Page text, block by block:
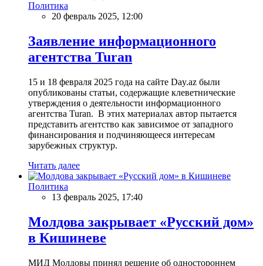
Политика
20 февраль 2025, 12:00
Заявление информационного
агентства Turan
15 и 18 февраля 2025 года на сайте Day.az были
опубликованы статьи, содержащие клеветнические
утверждения о деятельности информационного
агентства Turan. В этих материалах автор пытается
представить агентство как зависимое от западного
финансирования и подчиняющееся интересам
зарубежных структур.
Читать далее
Политика
13 февраль 2025, 17:40
Молдова закрывает «Русский дом»
в Кишиневе
МИД Молдовы принял решение об одностороннем